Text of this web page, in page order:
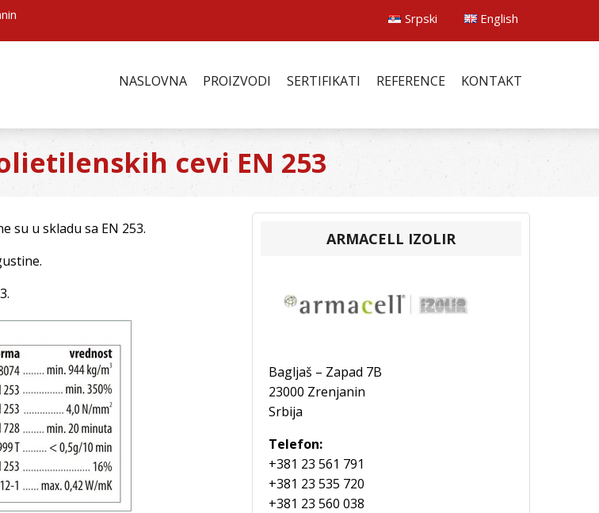
Srpski English
NASLOVNA PROIZVODI SERTIFIKATI REFERENCE KONTAKT
cevi EN 253
su u skladu sa EN 253.
ARMACELL IZOLIR
Bagljaš – Zapad 7B
23000 Zrenjanin
Srbija
Telefon:
+381 23 561 791
+381 23 535 720
+381 23 560 038